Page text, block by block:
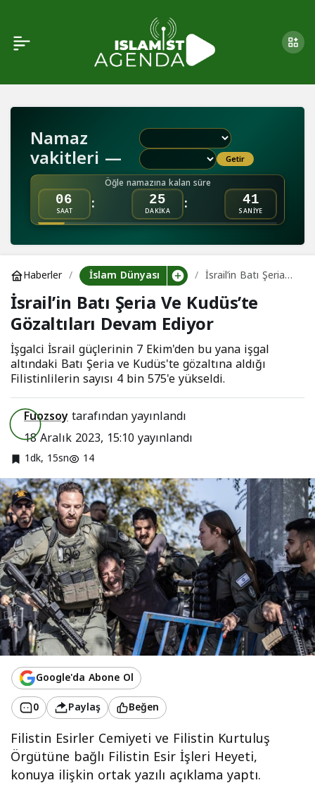
Namaz
vakitleri — Getir
Öğle namazına kalan süre
06
SAAT : 25
DAKİKA : 40
SANİYE
Haberler İslam Dünyası
İsrail’in Batı Şeria
Ve Kudüs’te
Gözaltıları Devam
Ediyor
İsrail’in Batı Şeria Ve Kudüs’te
Gözaltıları Devam Ediyor
İşgalci İsrail güçlerinin 7 Ekim'den bu yana işgal
altındaki Batı Şeria ve Kudüs'te gözaltına aldığı
Filistinlilerin sayısı 4 bin 575'e yükseldi.
Fuozsoytarafından yayınlandı
18 Aralık 2023, 15:10yayınlandı
1dk, 15sn 14
Google'da Abone Ol
0
Paylaş Beğen
Filistin Esirler Cemiyeti ve Filistin Kurtuluş
Örgütüne bağlı Filistin Esir İşleri Heyeti,
konuya ilişkin ortak yazılı açıklama yaptı.
Hamile Kadın Ölüm